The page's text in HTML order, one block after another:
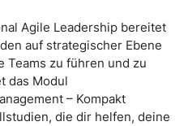
Agile Leadership bereitet
auf strategischer Ebene
Teams zu führen und zu
das Modul
– Kompakt
die dir helfen, deine